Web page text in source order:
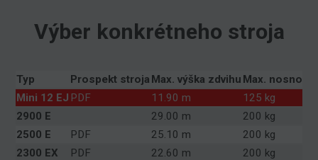
Výber konkrétneho stroja
Typ Prospekt stroja Max. výška zdvihu Max. nosnosť
Mini 12 EJ PDF 11.90 m 125 kg
2900 E
29.00 m 200 kg
2500 E
PDF 25.10 m 200 kg
2300 EX
PDF 22.60 m 200 kg